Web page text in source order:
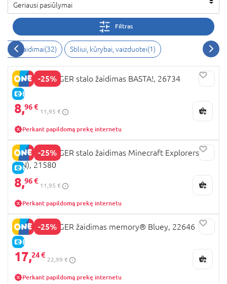
Kompanijos asortimente puikuojasi apie 8000
skirtingų prekių.
Geriausi pasiūlymai
Filtras
Stalo žaidimai(32) Stiliui, kūrybai, vaizduotei(1)
-25%
E-KAINA
RAVENSBURGER stalo žaidimas BASTA!, 26734
8,96 €
11,95 €
Perkant papildomą prekę internetu
-25%
E-KAINA
RAVENSBURGER stalo žaidimas Minecraft Explorers,
(EN), 21580
8,96 €
11,95 €
Perkant papildomą prekę internetu
-25%
E-KAINA
RAVENSBURGER žaidimas memory® Bluey, 22646
17,24 €
22,99 €
Perkant papildomą prekę internetu